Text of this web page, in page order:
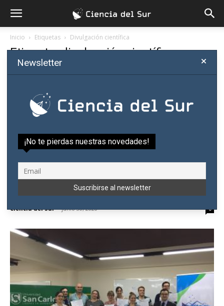
Inicio Etiquetas Divulgación científica
Etiqueta: divulgación científica
COVID-19: Investigaciones paraguayas
sobre la pandemia serán tema de webinario
Ciencia del Sur - junio 30, 2020 0
Newsletter
¡No te pierdas nuestras novedades!